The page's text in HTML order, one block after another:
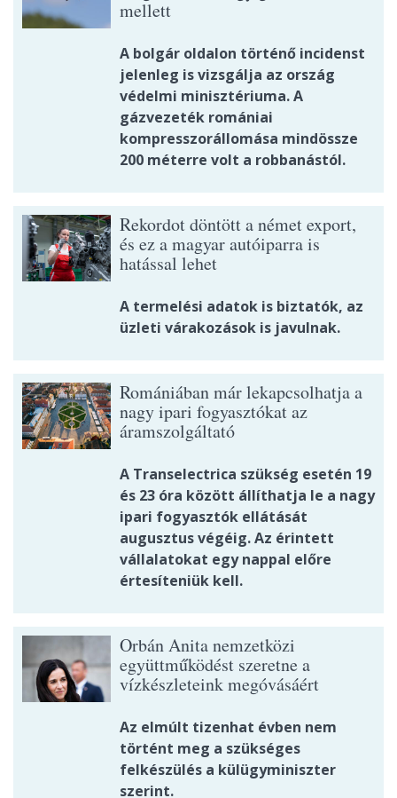
mellett
A bolgár oldalon történő incidenst
jelenleg is vizsgálja az ország
védelmi minisztériuma. A
gázvezeték romániai
kompresszorállomása mindössze
200 méterre volt a robbanástól.
Rekordot döntött a német export,
és ez a magyar autóiparra is
hatással lehet
A termelési adatok is biztatók, az
üzleti várakozások is javulnak.
Romániában már lekapcsolhatja a
nagy ipari fogyasztókat az
áramszolgáltató
A Transelectrica szükség esetén 19
és 23 óra között állíthatja le a nagy
ipari fogyasztók ellátását
augusztus végéig. Az érintett
vállalatokat egy nappal előre
értesíteniük kell.
Orbán Anita nemzetközi
együttműködést szeretne a
vízkészleteink megóvásáért
Az elmúlt tizenhat évben nem
történt meg a szükséges
felkészülés a külügyminiszter
szerint.